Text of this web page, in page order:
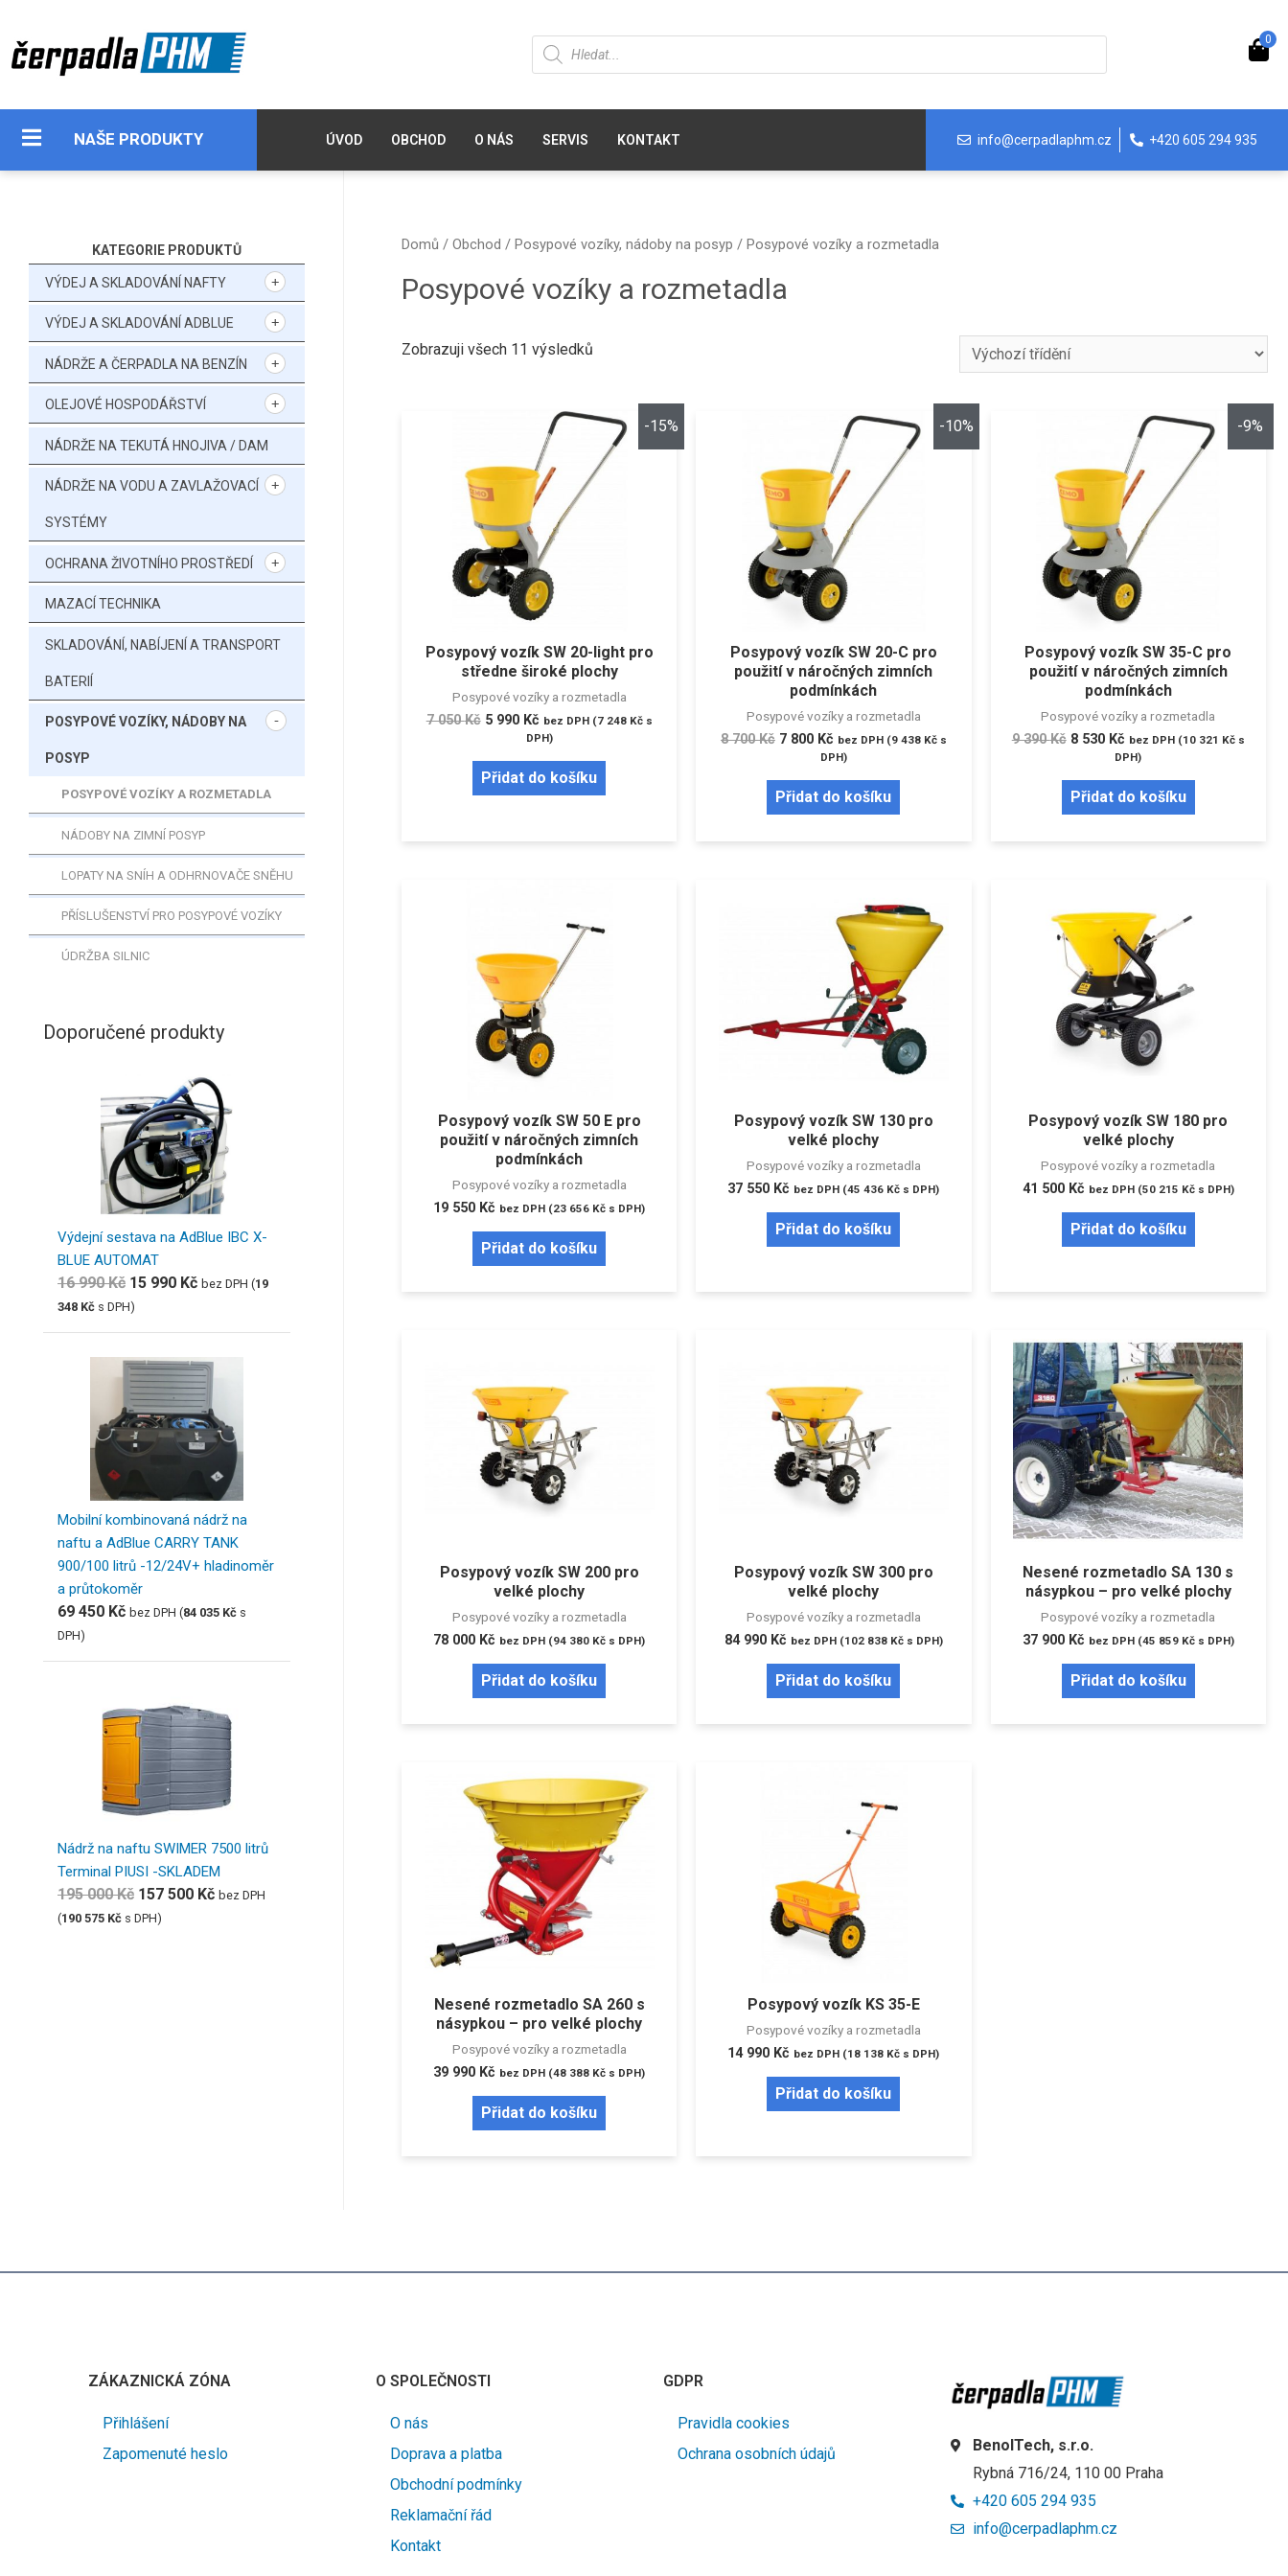
0
NAŠE PRODUKTY ÚVOD OBCHOD O NÁS SERVIS KONTAKT info@cerpadlaphm.cz +420 605 294 935
KATEGORIE PRODUKTŮ
VÝDEJ A SKLADOVÁNÍ NAFTY
VÝDEJ A SKLADOVÁNÍ ADBLUE
NÁDRŽE A ČERPADLA NA BENZÍN
OLEJOVÉ HOSPODÁŘSTVÍ
NÁDRŽE NA TEKUTÁ HNOJIVA / DAM
NÁDRŽE NA VODU A ZAVLAŽOVACÍ
SYSTÉMY
OCHRANA ŽIVOTNÍHO PROSTŘEDÍ
MAZACÍ TECHNIKA
SKLADOVÁNÍ, NABÍJENÍ A TRANSPORT
BATERIÍ
POSYPOVÉ VOZÍKY, NÁDOBY NA
POSYP
POSYPOVÉ VOZÍKY A ROZMETADLA
NÁDOBY NA ZIMNÍ POSYP
LOPATY NA SNÍH A ODHRNOVAČE SNĚHU
PŘÍSLUŠENSTVÍ PRO POSYPOVÉ VOZÍKY
ÚDRŽBA SILNIC
Doporučené produkty
Výdejní sestava na AdBlue IBC X-
BLUE AUTOMAT
16 990Kč 15 990 Kč bez DPH (19
348 Kč s DPH)
Mobilní kombinovaná nádrž na
naftu a AdBlue CARRY TANK
900/100 litrů -12/24V+ hladinoměr
a průtokoměr
69 450 Kč bez DPH (84 035 Kč s
DPH)
Nádrž na naftu SWIMER 7500 litrů
Terminal PIUSI -SKLADEM
195 000Kč 157 500 Kč bez DPH
(190 575 Kč s DPH)
Domů /Obchod /Posypové vozíky, nádoby na posyp / Posypové vozíky a rozmetadla
Posypové vozíky a rozmetadla
Zobrazuji všech 11 výsledků
-15%
Posypový vozík SW 20-light pro
středne široké plochy
Posypové vozíky a rozmetadla
7 050Kč 5 990 Kč bez DPH (7 248 Kčs
DPH)
Přidat do košíku
-10%
Posypový vozík SW 20-C pro
použití v náročných zimních
podmínkách
Posypové vozíky a rozmetadla
8 700Kč 7 800 Kč bez DPH (9 438 Kčs
DPH)
Přidat do košíku
-9%
Posypový vozík SW 35-C pro
použití v náročných zimních
podmínkách
Posypové vozíky a rozmetadla
9 390Kč 8 530 Kč bez DPH (10 321 Kčs
DPH)
Přidat do košíku
Posypový vozík SW 50 E pro
použití v náročných zimních
podmínkách
Posypové vozíky a rozmetadla
19 550 Kč bez DPH (23 656 Kč s DPH)
Přidat do košíku
Posypový vozík SW 130 pro
velké plochy
Posypové vozíky a rozmetadla
37 550 Kč bez DPH (45 436 Kč s DPH)
Přidat do košíku
Posypový vozík SW 180 pro
velké plochy
Posypové vozíky a rozmetadla
41 500 Kč bez DPH (50 215 Kčs DPH)
Přidat do košíku
Posypový vozík SW 200 pro
velké plochy
Posypové vozíky a rozmetadla
78 000 Kč bez DPH (94 380 Kč s DPH)
Přidat do košíku
Posypový vozík SW 300 pro
velké plochy
Posypové vozíky a rozmetadla
84 990 Kč bez DPH (102 838 Kčs DPH)
Přidat do košíku
Nesené rozmetadlo SA 130 s
násypkou – pro velké plochy
Posypové vozíky a rozmetadla
37 900 Kč bez DPH (45 859 Kčs DPH)
Přidat do košíku
Nesené rozmetadlo SA 260 s
násypkou – pro velké plochy
Posypové vozíky a rozmetadla
39 990 Kč bez DPH (48 388 Kč s DPH)
Přidat do košíku
Posypový vozík KS 35-E
Posypové vozíky a rozmetadla
14 990 Kč bez DPH (18 138 Kč s DPH)
Přidat do košíku
ZÁKAZNICKÁ ZÓNA
Přihlášení
Zapomenuté heslo
O SPOLEČNOSTI
O nás
Doprava a platba
Obchodní podmínky
Reklamační řád
Kontakt
GDPR
Pravidla cookies
Ochrana osobních údajů
BenolTech, s.r.o.
Rybná 716/24, 110 00 Praha
+420 605 294 935
info@cerpadlaphm.cz